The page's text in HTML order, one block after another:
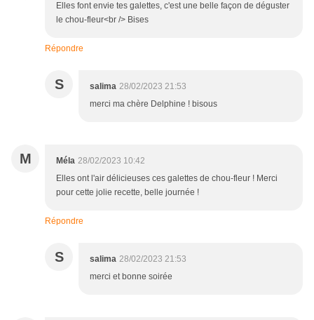
Elles font envie tes galettes, c'est une belle façon de déguster
le chou-fleur<br /> Bises
Répondre
S salima 28/02/2023 21:53
merci ma chère Delphine ! bisous
M Méla 28/02/2023 10:42
Elles ont l'air délicieuses ces galettes de chou-fleur ! Merci
pour cette jolie recette, belle journée !
Répondre
S salima 28/02/2023 21:53
merci et bonne soirée